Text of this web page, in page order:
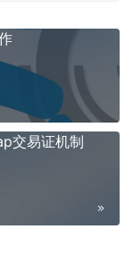
交易证机制